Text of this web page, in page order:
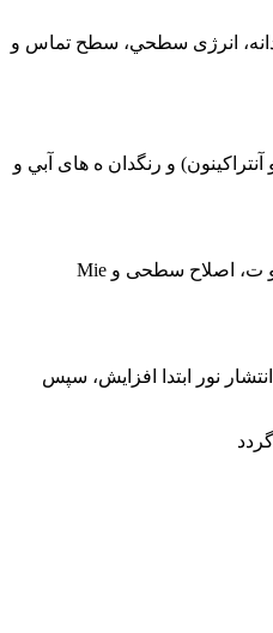
انرژی سطحي، سطح تماس و
و رنگدان ه های آبي و
امروزه با كمك روش های مختلف اندازه ذرات رنگدانه ها می تواند به ابعاد نانو كاهش يابد. روش هايی مانند استفاده از همزن ها با دور زياد، ديسپرس كننده ها، فرآيند مافوق صو ت، اصلاح سطحی و Mie
اندازه ذره، جذب نور رنگدانه ها كاهش و انتشار نور ابتدا افزايش، سپس